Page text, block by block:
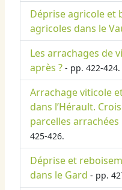
Déprise agricole et
agricoles dans le
Les arrachages de
après ? - pp. 422-424.
Arrachage viticole
dans l’Hérault.
parcelles
425-426.
Déprise et
dans le Gard - pp.